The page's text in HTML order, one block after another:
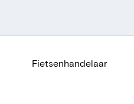
Fietsenhandelaar